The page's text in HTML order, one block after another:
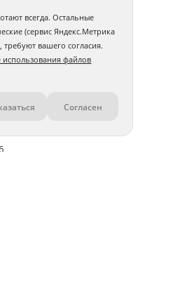
всегда. Остальные
(сервис Яндекс.Метрика
вашего согласия.
использования файлов
Согласен